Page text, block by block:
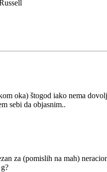
oka) štogod iako nema
sebi da objasnim..
za (pomislih na mah)